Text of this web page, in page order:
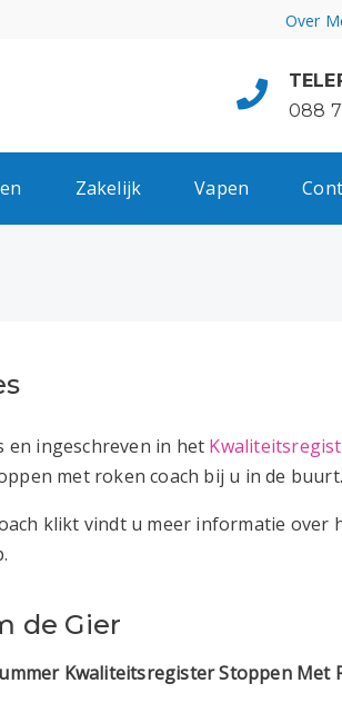
Over
088
Zakelijk Vapen
en ingeschreven in het
met roken coach bij u in de buurt.
klikt vindt u meer informatie over
de Gier
Kwaliteitsregister Stoppen Met